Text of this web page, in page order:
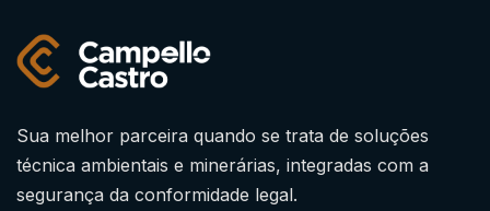
Sua melhor parceira quando se trata de soluções
técnica ambientais e minerárias, integradas com a
segurança da conformidade legal.